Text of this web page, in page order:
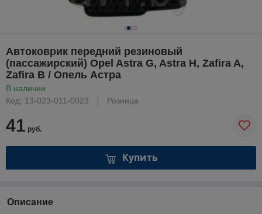
Автоковрик передний резиновый
(пассажирский) Opel Astra G, Astra H, Zafira A,
Zafira B / Опель Астра
В наличии
Код: 13-023-011-0023
Розница
41 руб.
Купить
Описание